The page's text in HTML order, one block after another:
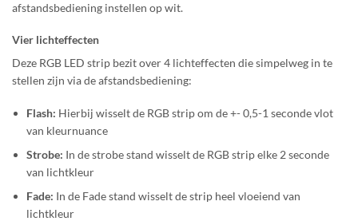
afstandsbediening instellen op wit.
Vier lichteffecten
Deze RGB LED strip bezit over 4 lichteffecten die simpelweg in te
stellen zijn via de afstandsbediening:
Flash: Hierbij wisselt de RGB strip om de +- 0,5-1 seconde vlot
van kleurnuance
Strobe: In de strobe stand wisselt de RGB strip elke 2 seconde
van lichtkleur
Fade: In de Fade stand wisselt de strip heel vloeiend van
lichtkleur